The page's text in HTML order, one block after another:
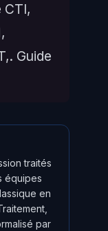
CTI,
Guide
traités
équipes
en
par